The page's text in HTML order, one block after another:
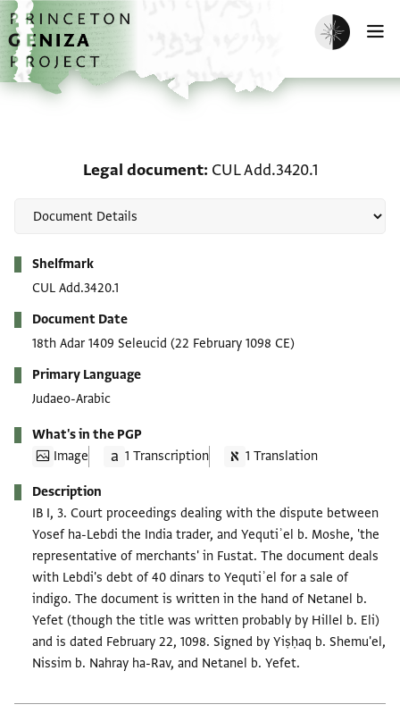
Skip to main content
home
Enable dark
Legal document CUL Add.3420.1
Shelfmark
CUL Add.3420.1
Document Date
18th Adar 1409 Seleucid (22 February 1098 CE)
Primary Language
Judaeo-Arabic
What's in the PGP
Image
1 Transcription 1 Translation
Description
IB I, 3. Court proceedings dealing with the dispute between
Yosef ha-Lebdi the India trader, and Yequtiʾel b. Moshe, 'the
representative of merchants' in Fustat. The document deals
with Lebdi's debt of 40 dinars to Yequtiʾel for a sale of
indigo. The document is written in the hand of Netanel b.
Yefet (though the title was written probably by Hillel b. Eli)
and is dated February 22, 1098. Signed by Yiṣḥaq b. Shemu'el,
Nissim b. Nahray ha-Rav, and Netanel b. Yefet.